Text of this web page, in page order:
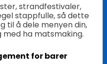
strandfestivaler,
stappfulle, så dette
til å dele menyen din,
ha matsmaking.
for barer